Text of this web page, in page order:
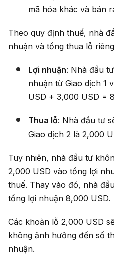
mã hóa khác và bán
Theo quy định thuế, nhà
nhuận và tổng thua lỗ
Lợi nhuận: Nhà đầu
nhuận từ Giao dịch 1
USD + 3,000 USD =
Thua lỗ: Nhà đầu tư
Giao dịch 2 là 2,000
Tuy nhiên, nhà đầu tư
2,000 USD vào tổng lợi
thuế. Thay vào đó, nhà
tổng lợi nhuận 8,000 USD.
Các khoản lỗ 2,000 USD
không ảnh hưởng đến số
nhuận.